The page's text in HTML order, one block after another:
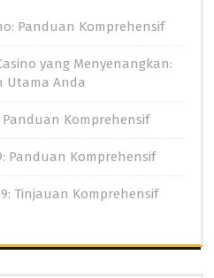
Panduan Komprehensif
yang Menyenangkan:
Utama Anda
Komprehensif
Panduan Komprehensif
Tinjauan Komprehensif